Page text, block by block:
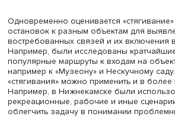
учитывают доступность локаций с
притяжения горожан.
С помощью place syntax
syntax благодаря добавлению
зависимости от разных радиусов
разные связи: локальные,
значения.